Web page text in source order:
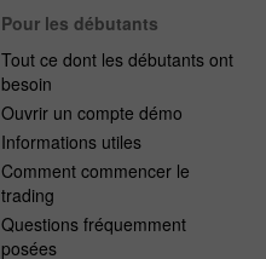
Pour les débutants
Tout ce dont les débutants ont
besoin
Ouvrir un compte démo
Informations utiles
Comment commencer le
trading
Questions fréquemment
posées